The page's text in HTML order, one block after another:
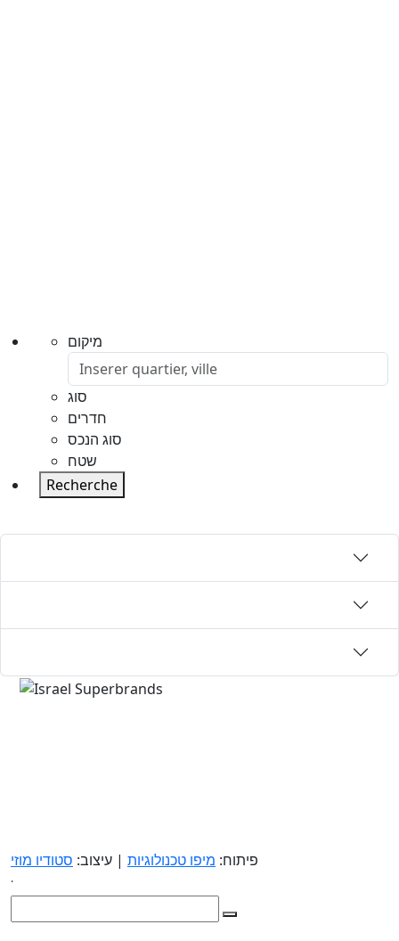
מיקום
סוג
חדרים
סוג הנכס
שטח
Recherche
פיתוח: מיפו טכנולוגיות | עיצוב: סטודיו מוזי
.